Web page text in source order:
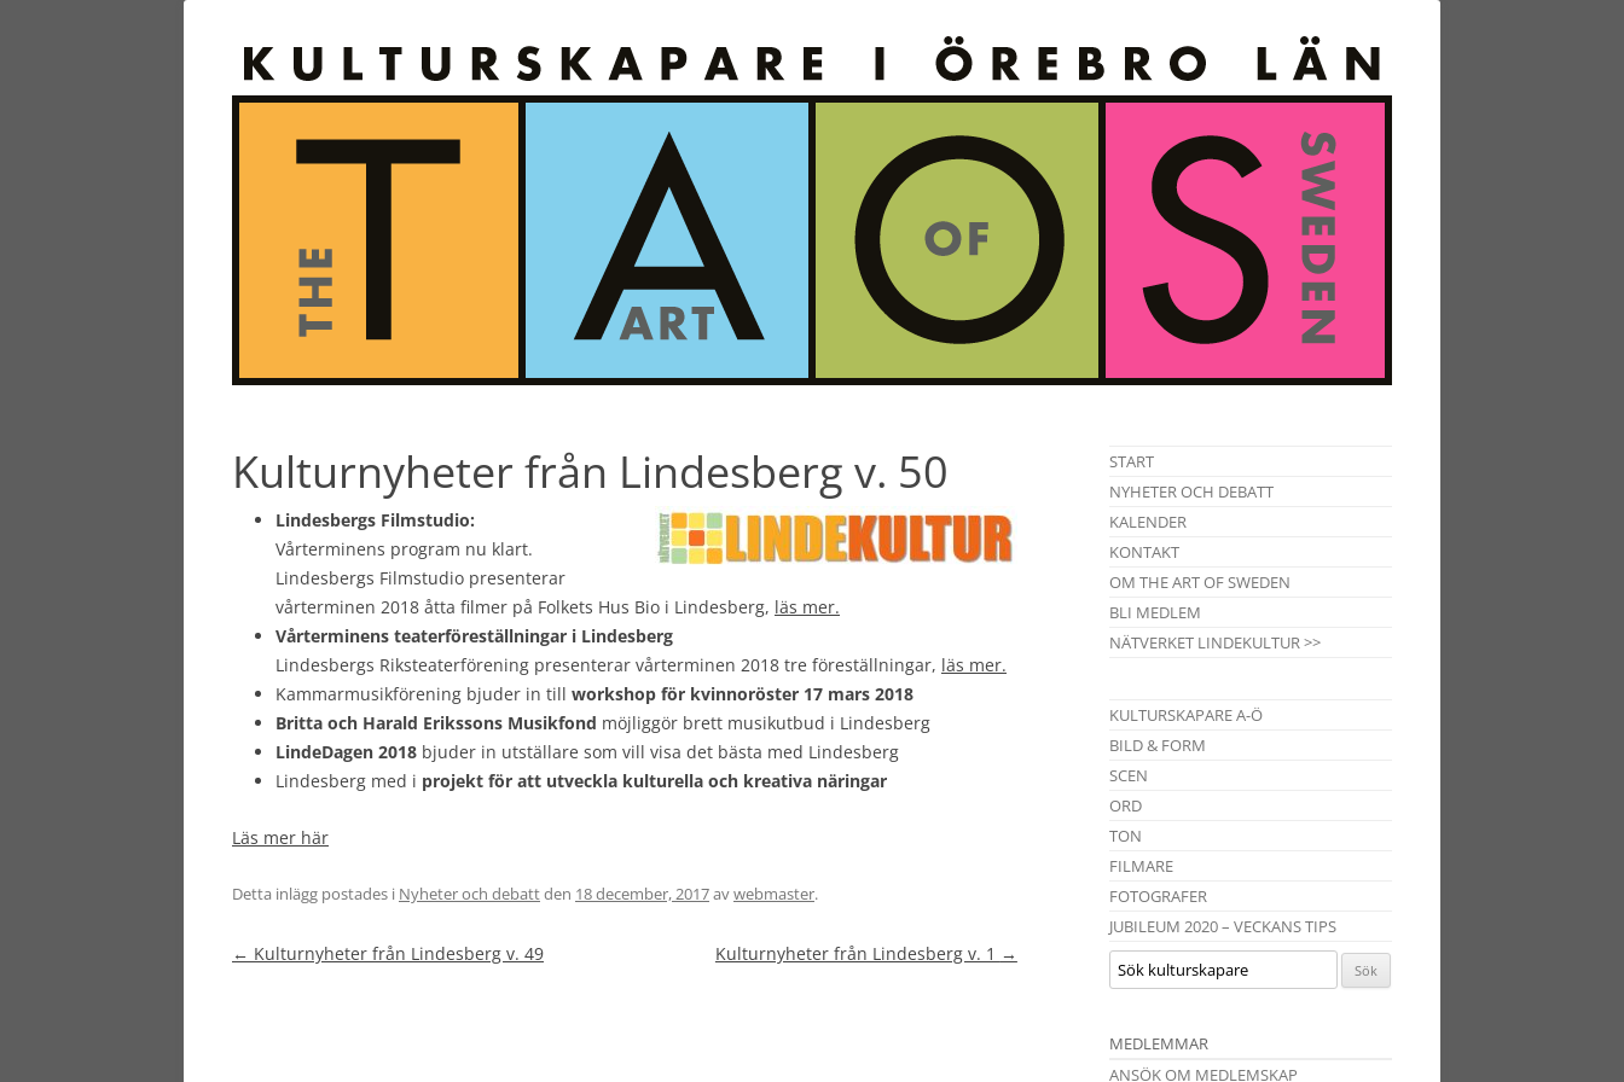
Kulturnyheter från Lindesberg v. 50
Lindesbergs Filmstudio:
Vårterminens program nu klart.
Lindesbergs Filmstudio presenterar
vårterminen 2018 åtta filmer på Folkets Hus Bio i Lindesberg, läs mer.
Vårterminens teaterföreställningar i Lindesberg
Lindesbergs Riksteaterförening presenterar vårterminen 2018 tre föreställningar, läs mer.
Kammarmusikförening bjuder in till workshop för kvinnoröster 17 mars 2018
Britta och Harald Erikssons Musikfond möjliggör brett musikutbud i Lindesberg
LindeDagen 2018 bjuder in utställare som vill visa det bästa med Lindesberg
Lindesberg med i projekt för att utveckla kulturella och kreativa näringar
Läs mer här
Detta inlägg postades i Nyheter och debattden 18 december, 2017avwebmaster.
Inläggsnavigering
← Kulturnyheter från Lindesberg v. 49 Kulturnyheter från Lindesberg v. 1 →
START
NYHETER OCH DEBATT
KALENDER
KONTAKT
OM THE ART OF SWEDEN
BLI MEDLEM
NÄTVERKET LINDEKULTUR >>
KULTURSKAPARE A-Ö
BILD & FORM
SCEN
ORD
TON
FILMARE
FOTOGRAFER
JUBILEUM 2020 – VECKANS TIPS
MEDLEMMAR
ANSÖK OM MEDLEMSKAP